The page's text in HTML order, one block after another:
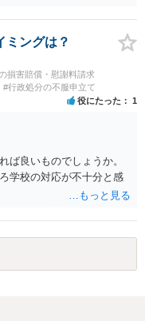
ます。
ミングは？
損害賠償・慰謝料請求
#行政処分の不服申立て
役にたった 1
ば良いものでしょうか。
学校の対応が不十分と感